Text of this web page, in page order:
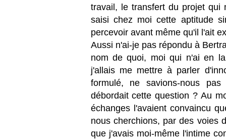
travail, le transfert du projet qui
saisi chez moi cette aptitude
percevoir avant même qu'il l'ait
Aussi n'ai-je pas répondu à
nom de quoi, moi qui n'ai en
j'allais me mettre à parler
formulé, ne savions-nous
débordait cette question ? Au
échanges l'avaient convaincu
nous cherchions, par des voies
que j'avais moi-même l'intime